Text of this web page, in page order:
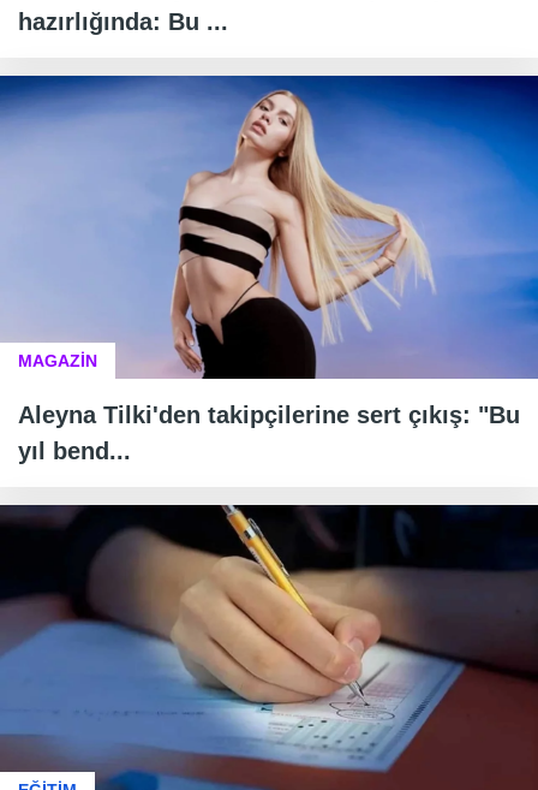
hazırlığında: Bu ...
MAGAZİN
Aleyna Tilki'den takipçilerine sert çıkış: "Bu
yıl bend...